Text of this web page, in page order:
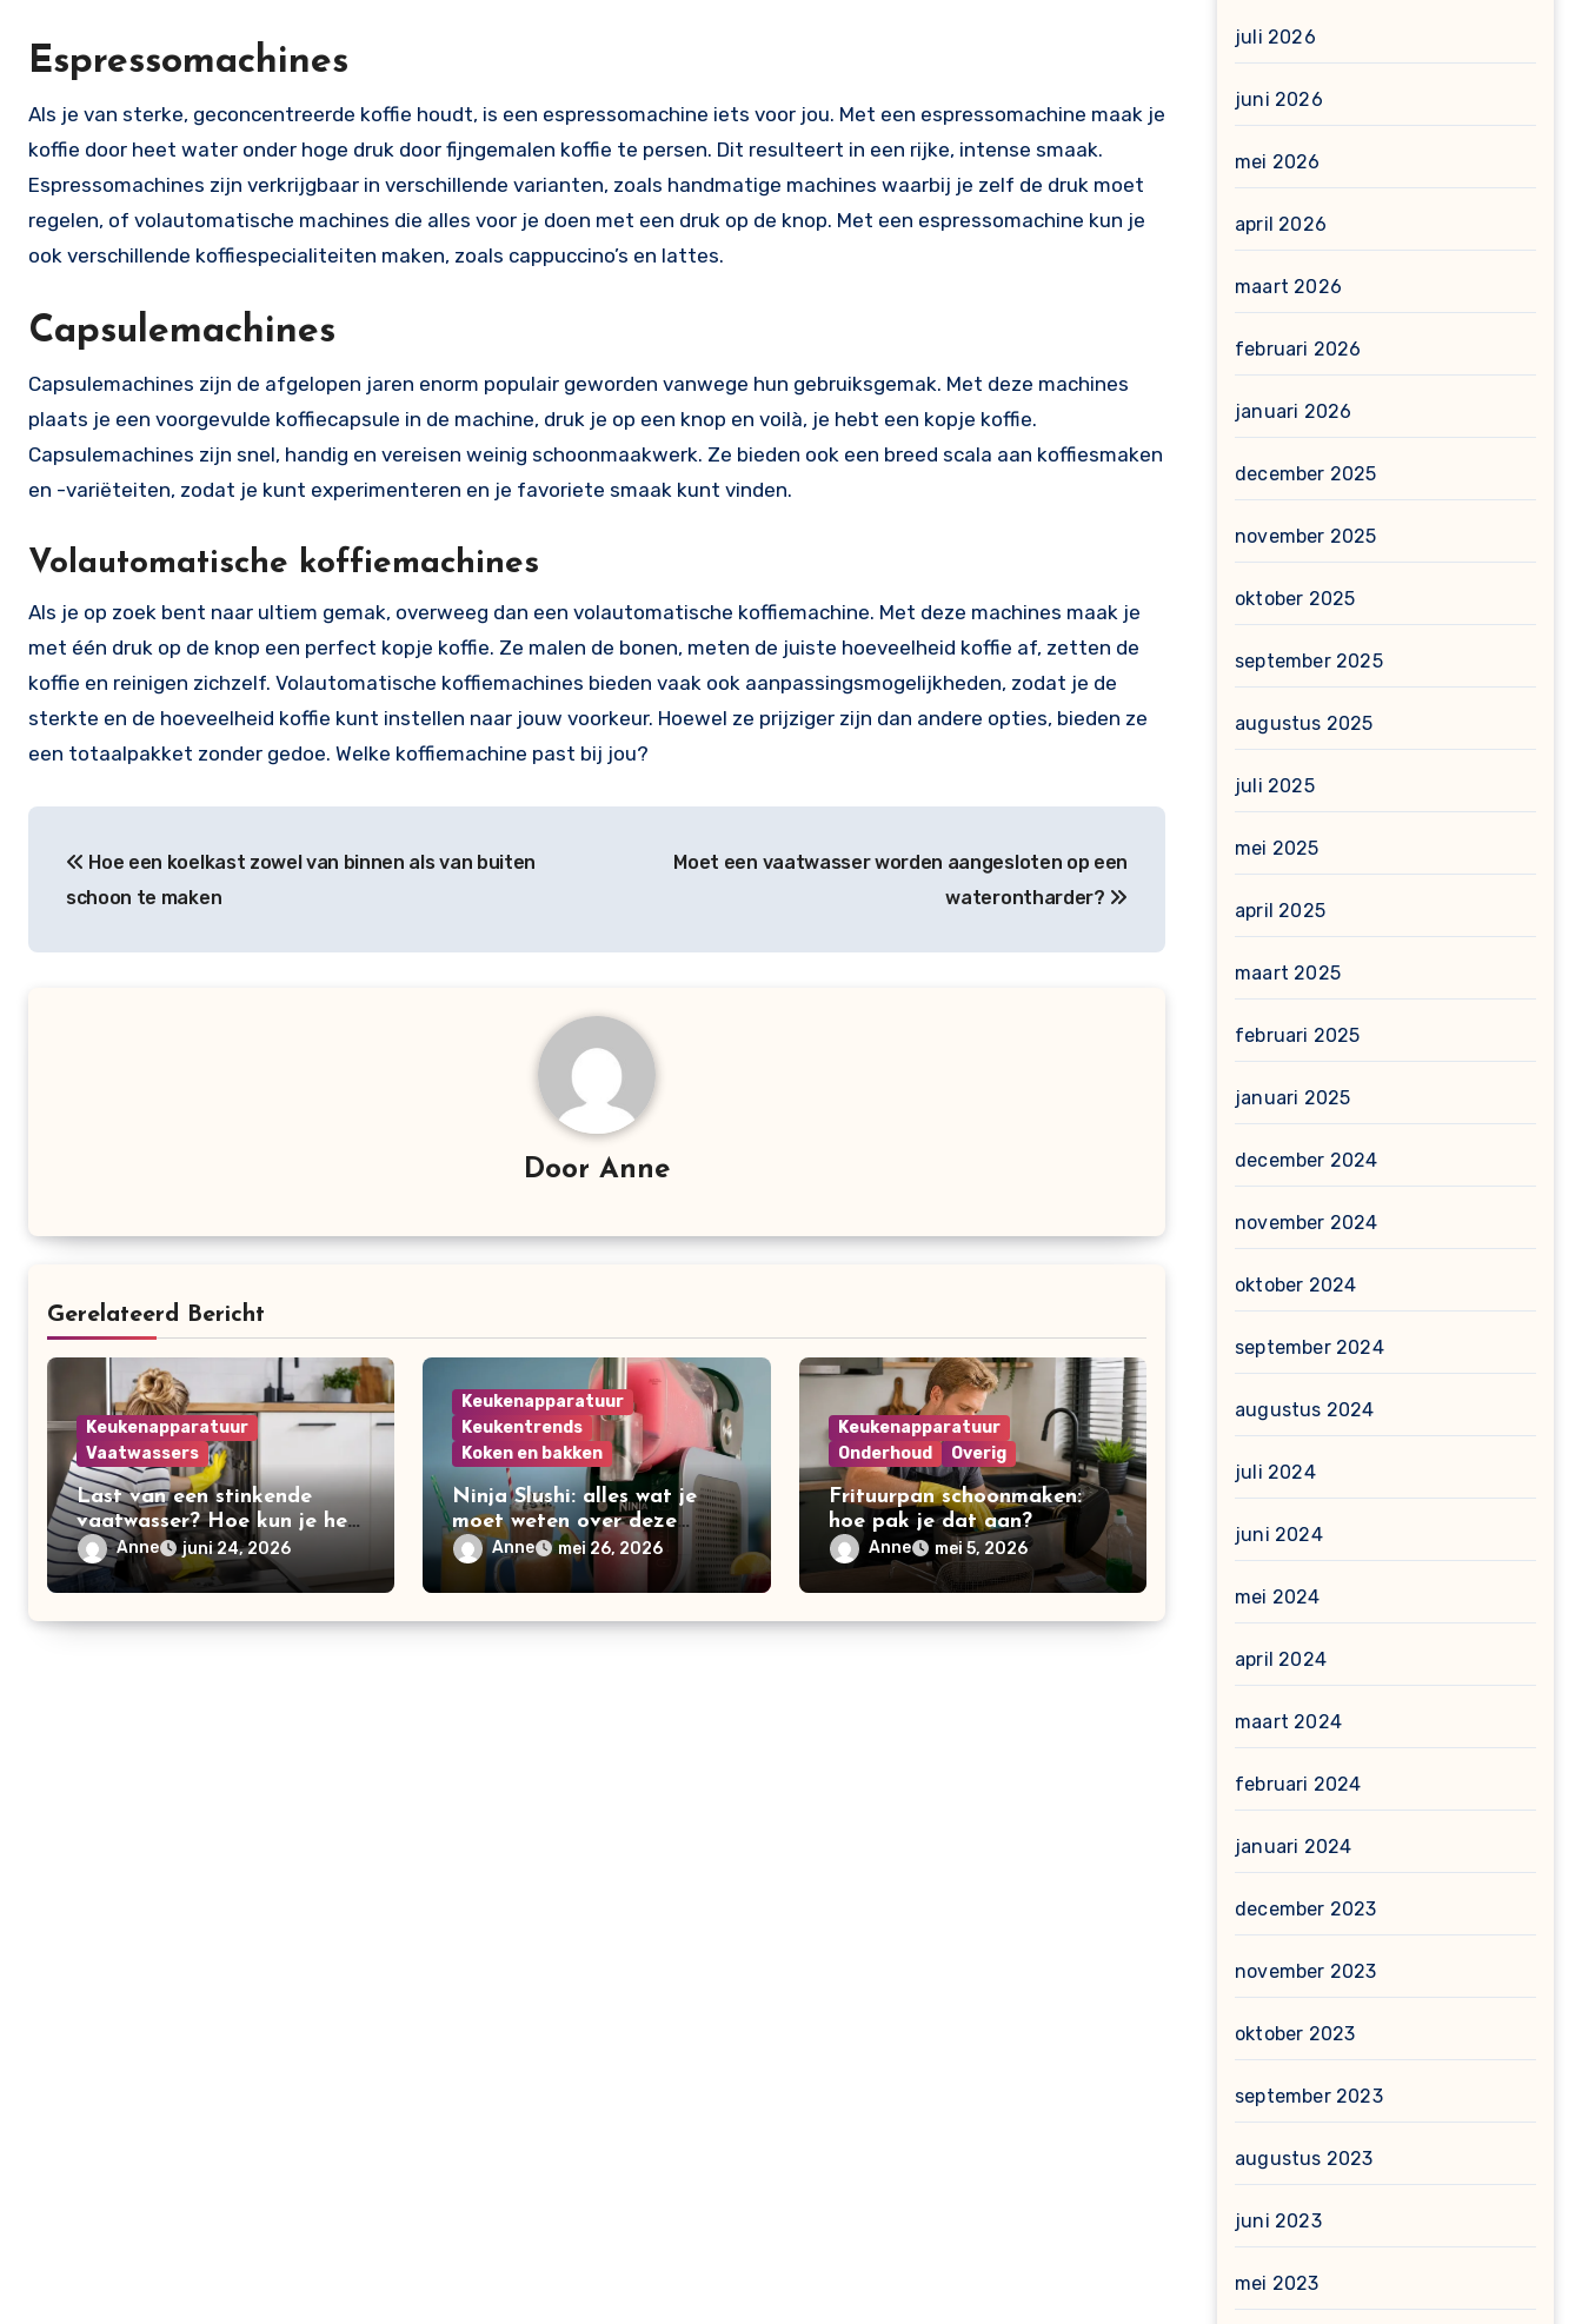
Espressomachines
Als je van sterke, geconcentreerde koffie houdt, is een espressomachine iets voor jou. Met een espressomachine maak je
koffie door heet water onder hoge druk door fijngemalen koffie te persen. Dit resulteert in een rijke, intense smaak.
Espressomachines zijn verkrijgbaar in verschillende varianten, zoals handmatige machines waarbij je zelf de druk moet
regelen, of volautomatische machines die alles voor je doen met een druk op de knop. Met een espressomachine kun je
ook verschillende koffiespecialiteiten maken, zoals cappuccino’s en lattes.
Capsulemachines
Capsulemachines zijn de afgelopen jaren enorm populair geworden vanwege hun gebruiksgemak. Met deze machines
plaats je een voorgevulde koffiecapsule in de machine, druk je op een knop en voilà, je hebt een kopje koffie.
Capsulemachines zijn snel, handig en vereisen weinig schoonmaakwerk. Ze bieden ook een breed scala aan koffiesmaken
en -variëteiten, zodat je kunt experimenteren en je favoriete smaak kunt vinden.
Volautomatische koffiemachines
Als je op zoek bent naar ultiem gemak, overweeg dan een volautomatische koffiemachine. Met deze machines maak je
met één druk op de knop een perfect kopje koffie. Ze malen de bonen, meten de juiste hoeveelheid koffie af, zetten de
koffie en reinigen zichzelf. Volautomatische koffiemachines bieden vaak ook aanpassingsmogelijkheden, zodat je de
sterkte en de hoeveelheid koffie kunt instellen naar jouw voorkeur. Hoewel ze prijziger zijn dan andere opties, bieden ze
een totaalpakket zonder gedoe. Welke koffiemachine past bij jou?
navigatie
Hoe een koelkast zowel van binnen als van buiten
schoon te maken
Moet een vaatwasser worden aangesloten op een
waterontharder?
Door Anne
Gerelateerd Bericht
Keukenapparatuur
Vaatwassers
Last van een stinkende
vaatwasser? Hoe kun je het
beste je vaatwasser
schoonmaken?
Anne juni 24, 2026
Keukenapparatuur
Keukentrends
Koken en bakken
Ninja Slushi: alles wat je
moet weten over deze
populaire frozen drink
maker
Anne mei 26, 2026
Keukenapparatuur
Onderhoud
Overig
Frituurpan schoonmaken:
hoe pak je dat aan?
Anne mei 5, 2026
juli 2026
juni 2026
mei 2026
april 2026
maart 2026
februari 2026
januari 2026
december 2025
november 2025
oktober 2025
september 2025
augustus 2025
juli 2025
mei 2025
april 2025
maart 2025
februari 2025
januari 2025
december 2024
november 2024
oktober 2024
september 2024
augustus 2024
juli 2024
juni 2024
mei 2024
april 2024
maart 2024
februari 2024
januari 2024
december 2023
november 2023
oktober 2023
september 2023
augustus 2023
juni 2023
mei 2023